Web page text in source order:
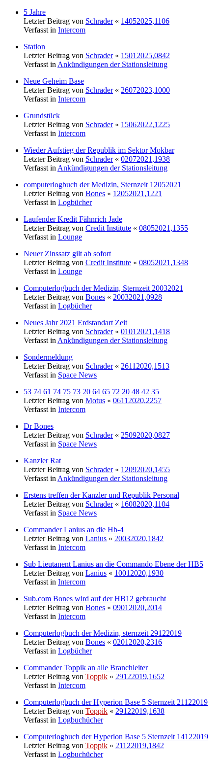
5 Jahre
Letzter Beitrag von Schrader« 14052025,1106
Verfasst in Intercom
Station
Letzter Beitrag von Schrader« 15012025,0842
Verfasst in Ankündigungen der Stationsleitung
Neue Geheim Base
Letzter Beitrag von Schrader« 26072023,1000
Verfasst in Intercom
Grundstück
Letzter Beitrag von Schrader« 15062022,1225
Verfasst in Intercom
Wieder Aufstieg der Republik im Sektor Mokbar
Letzter Beitrag von Schrader« 02072021,1938
Verfasst in Ankündigungen der Stationsleitung
computerlogbuch der Medizin, Sternzeit 12052021
Letzter Beitrag von Bones « 12052021,1221
Verfasst in Logbücher
Laufender Kredit Fähnrich Jade
Letzter Beitrag von Credit Institute « 08052021,1355
Verfasst in Lounge
Neuer Zinssatz gilt ab sofort
Letzter Beitrag von Credit Institute « 08052021,1348
Verfasst in Lounge
Computerlogbuch der Medizin, Sternzeit 20032021
Letzter Beitrag von Bones « 20032021,0928
Verfasst in Logbücher
Neues Jahr 2021 Erdstandart Zeit
Letzter Beitrag von Schrader« 01012021,1418
Verfasst in Ankündigungen der Stationsleitung
Sondermeldung
Letzter Beitrag von Schrader« 26112020,1513
Verfasst in Space News
53 74 61 74 75 73 20 64 65 72 20 48 42 35
Letzter Beitrag von Motus « 06112020,2257
Verfasst in Intercom
Dr Bones
Letzter Beitrag von Schrader« 25092020,0827
Verfasst in Space News
Kanzler Rat
Letzter Beitrag von Schrader« 12092020,1455
Verfasst in Ankündigungen der Stationsleitung
Erstens treffen der Kanzler und Republik Personal
Letzter Beitrag von Schrader« 16082020,1104
Verfasst in Space News
Commander Lanius an die Hb-4
Letzter Beitrag von Lanius « 20032020,1842
Verfasst in Intercom
Sub Lieutanent Lanius an die Commando Ebene der HB5
Letzter Beitrag von Lanius « 10012020,1930
Verfasst in Intercom
Sub.com Bones wird auf der HB12 gebraucht
Letzter Beitrag von Bones « 09012020,2014
Verfasst in Intercom
Computerlogbuch der Medizin, sternzeit 29122019
Letzter Beitrag von Bones « 02012020,2316
Verfasst in Logbücher
Commander Toppik an alle Branchleiter
Letzter Beitrag von Toppik « 29122019,1652
Verfasst in Intercom
Computerlogbuch der Hyperion Base 5 Sternzeit 21122019
Letzter Beitrag von Toppik « 29122019,1638
Verfasst in Logbuchücher
Computerlogbuch der Hyperion Base 5 Sternzeit 14122019
Letzter Beitrag von Toppik « 21122019,1842
Verfasst in Logbuchücher